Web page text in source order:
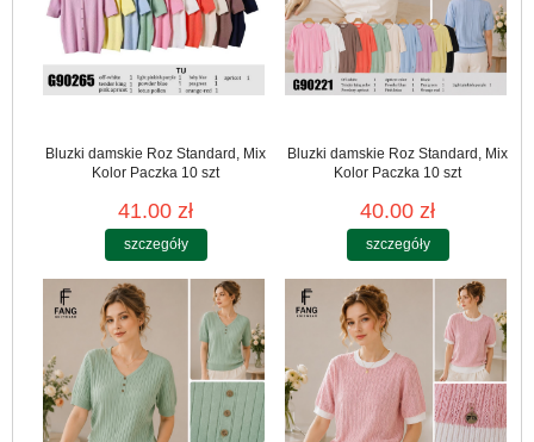
Bluzki damskie Roz Standard, Mix
Kolor Paczka 10 szt
41.00 zł
szczegóły
Bluzki damskie Roz Standard, Mix
Kolor Paczka 10 szt
40.00 zł
szczegóły